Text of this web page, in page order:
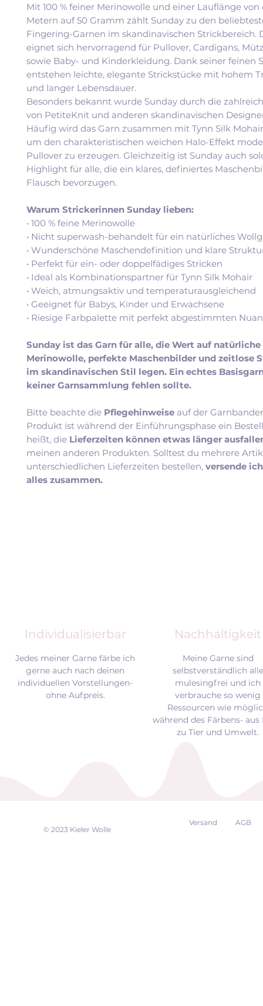
Mit 100 % feiner Merinowolle und einer Lauflänge von
Metern auf 50 Gramm zählt Sunday zu den
Fingering-Garnen im skandinavischen Strickbereich.
eignet sich hervorragend für Pullover, Cardigans,
sowie Baby- und Kinderkleidung. Dank seiner feinen
entstehen leichte, elegante Strickstücke mit hohem
und langer Lebensdauer.
Besonders bekannt wurde Sunday durch die
von PetiteKnit und anderen skandinavischen
Häufig wird das Garn zusammen mit Tynn Silk
um den charakteristischen weichen Halo-Effekt
Pullover zu erzeugen. Gleichzeitig ist Sunday auch
Highlight für alle, die ein klares, definiertes
Flausch bevorzugen.
Warum Strickerinnen Sunday lieben:
• 100 % feine Merinowolle
• Nicht superwash-behandelt für ein natürliches
• Wunderschöne Maschendefinition und klare
• Perfekt für ein- oder doppelfädiges Stricken
• Ideal als Kombinationspartner für Tynn Silk Mohair
• Weich, atmungsaktiv und temperaturausgleichend
• Geeignet für Babys, Kinder und Erwachsene
• Riesige Farbpalette mit perfekt abgestimmten
Sunday ist das Garn für alle, die Wert auf natürliche
Merinowolle, perfekte Maschenbilder und zeitlose
im skandinavischen Stil legen. Ein echtes
keiner Garnsammlung fehlen sollte.
Bitte beachte die Pflegehinweise auf der
Produkt ist während der Einführungsphase ein
heißt, die Lieferzeiten können etwas länger
meinen anderen Produkten. Solltest du mehrere
unterschiedlichen Lieferzeiten bestellen, versende
alles zusammen.
Individualisierbar Nachhaltigkeit
Jedes meiner Garne färbe ich
gerne auch nach deinen
individuellen Vorstellungen-
ohne Aufpreis.
Meine Garne sind
selbstverständlich alle
mulesingfrei und ich
verbrauche so wenig
Ressourcen wie
während des Färbens- aus
zu Tier und Umwelt.
© 2023 Kieler Wolle
Versand AGB